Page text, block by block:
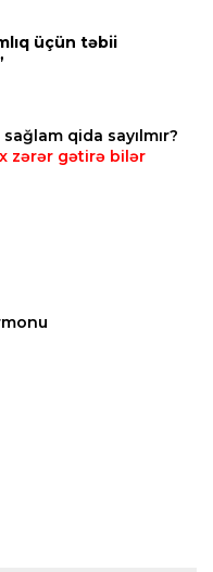
"Formula 1"də
üçün təbii
qida sayılmır?
zərər gətirə bilər